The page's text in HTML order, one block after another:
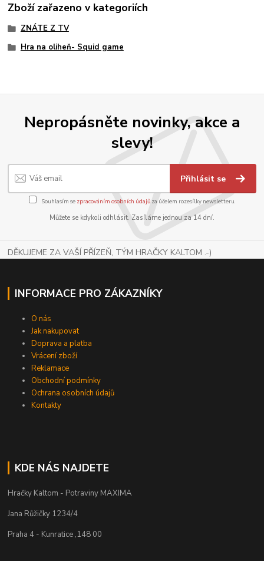
Zboží zařazeno v kategoriích
ZNÁTE Z TV
Hra na oliheň- Squid game
Nepropásněte novinky, akce a
slevy!
Přihlásit se
Souhlasím se zpracováním osobních údajůza účelem rozesílky newsletteru.
Můžete se kdykoli odhlásit. Zasíláme jednou za 14 dní.
DĚKUJEME ZA VAŠÍ PŘÍZEŇ, TÝM HRAČKY KALTOM .-)
INFORMACE PRO ZÁKAZNÍKY
O nás
Jak nakupovat
Doprava a platba
Vrácení zboží
Reklamace
Obchodní podmínky
Ochrana osobních údajů
Kontakty
KDE NÁS NAJDETE
Hračky Kaltom - Potraviny MAXIMA
Jana Růžičky 1234/4
Praha 4 - Kunratice ,148 00